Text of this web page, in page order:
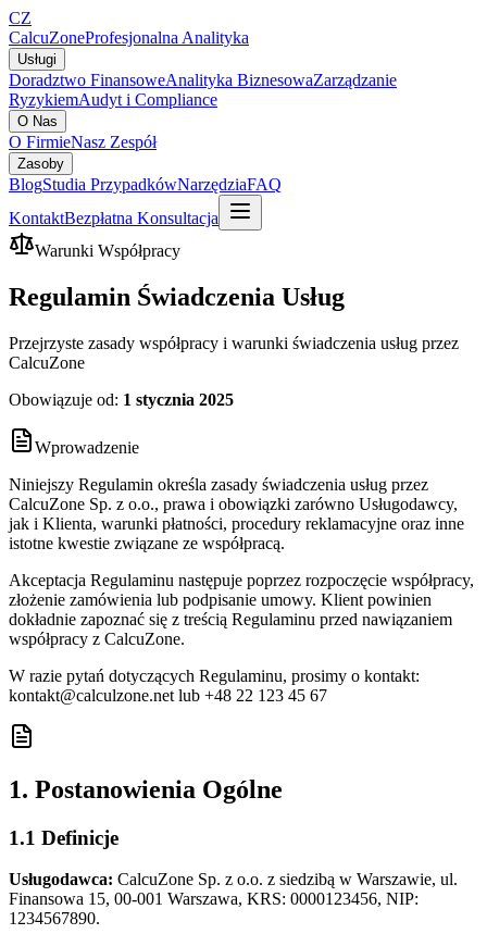
CZ
CalcuZoneProfesjonalna Analityka
Usługi
Doradztwo FinansoweAnalityka BiznesowaZarządzanie
RyzykiemAudyt i Compliance
O Nas
O FirmieNasz Zespół
Zasoby
BlogStudia PrzypadkówNarzędziaFAQ
KontaktBezpłatna Konsultacja
Warunki Współpracy
Regulamin Świadczenia Usług
Przejrzyste zasady współpracy i warunki świadczenia usług przez
CalcuZone
Obowiązuje od: 1 stycznia 2025
Wprowadzenie
Niniejszy Regulamin określa zasady świadczenia usług przez
CalcuZone Sp. z o.o., prawa i obowiązki zarówno Usługodawcy,
jak i Klienta, warunki płatności, procedury reklamacyjne oraz inne
istotne kwestie związane ze współpracą.
Akceptacja Regulaminu następuje poprzez rozpoczęcie współpracy,
złożenie zamówienia lub podpisanie umowy. Klient powinien
dokładnie zapoznać się z treścią Regulaminu przed nawiązaniem
współpracy z CalcuZone.
W razie pytań dotyczących Regulaminu, prosimy o kontakt:
kontakt@calculzone.net lub +48 22 123 45 67
1. Postanowienia Ogólne
1.1 Definicje
Usługodawca: CalcuZone Sp. z o.o. z siedzibą w Warszawie, ul.
Finansowa 15, 00-001 Warszawa, KRS: 0000123456, NIP:
1234567890.